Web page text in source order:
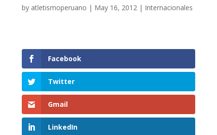
by atletismoperuano | May 16, 2012| Internacionales
Facebook
Twitter
Gmail
LinkedIn